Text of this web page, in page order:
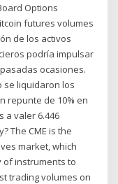
Options
futures volumes
de los activos
podría impulsar
ocasiones.
se liquidaron los
repunte de 10% en
a valer 6.446
The CME is the
market, which
of instruments to
trading volumes on